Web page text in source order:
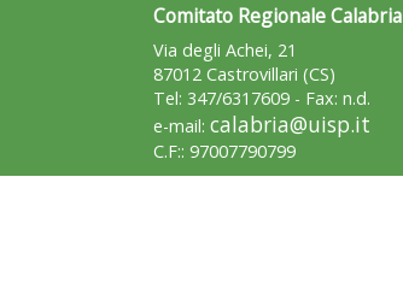
Comitato Regionale Calabria
Via degli Achei, 21
87012 Castrovillari (CS)
Tel: 347/6317609 - Fax: n.d.
e-mail: calabria@uisp.it
C.F:: 97007790799